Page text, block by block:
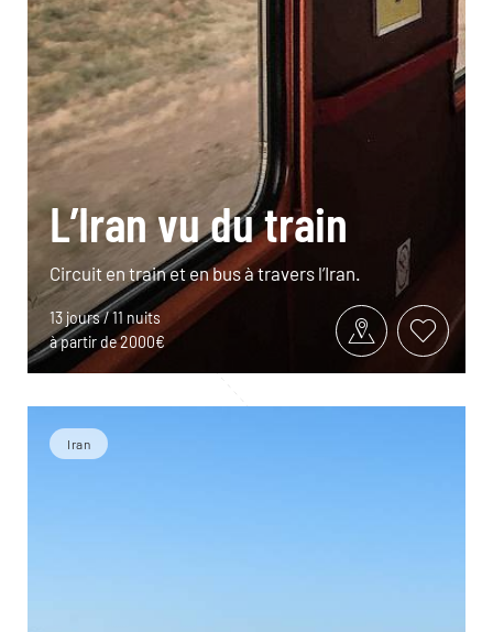
L’Iran vu du train
Circuit en train et en bus à travers l’Iran.
13 jours / 11 nuits
à partir de 2000€
Iran